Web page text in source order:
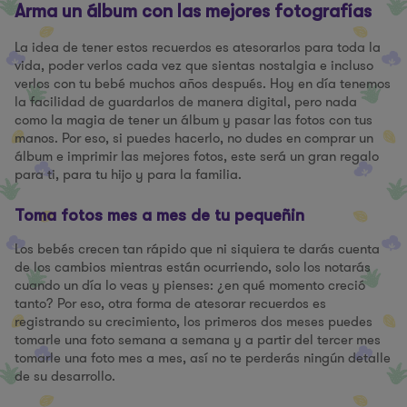
Arma un álbum con las mejores fotografías
La idea de tener estos recuerdos es atesorarlos para toda la
vida, poder verlos cada vez que sientas nostalgia e incluso
verlos con tu bebé muchos años después. Hoy en día tenemos
la facilidad de guardarlos de manera digital, pero nada
como la magia de tener un álbum y pasar las fotos con tus
manos. Por eso, si puedes hacerlo, no dudes en comprar un
álbum e imprimir las mejores fotos, este será un gran regalo
para ti, para tu hijo y para la familia.
Toma fotos mes a mes de tu pequeñin
Los bebés crecen tan rápido que ni siquiera te darás cuenta
de los cambios mientras están ocurriendo, solo los notarás
cuando un día lo veas y pienses: ¿en qué momento creció
tanto? Por eso, otra forma de atesorar recuerdos es
registrando su crecimiento, los primeros dos meses puedes
tomarle una foto semana a semana y a partir del tercer mes
tomarle una foto mes a mes, así no te perderás ningún detalle
de su desarrollo.